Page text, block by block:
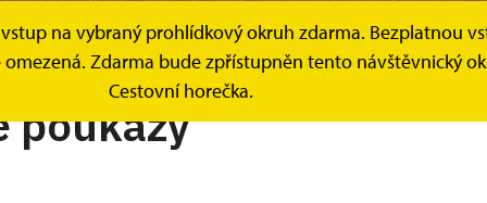
na vybraný prohlídkový okruh zdarma. Bezplatnou
Zdarma bude zpřístupněn tento návštěvnický
Cestovní horečka.
Dárkové poukazy
poukazy